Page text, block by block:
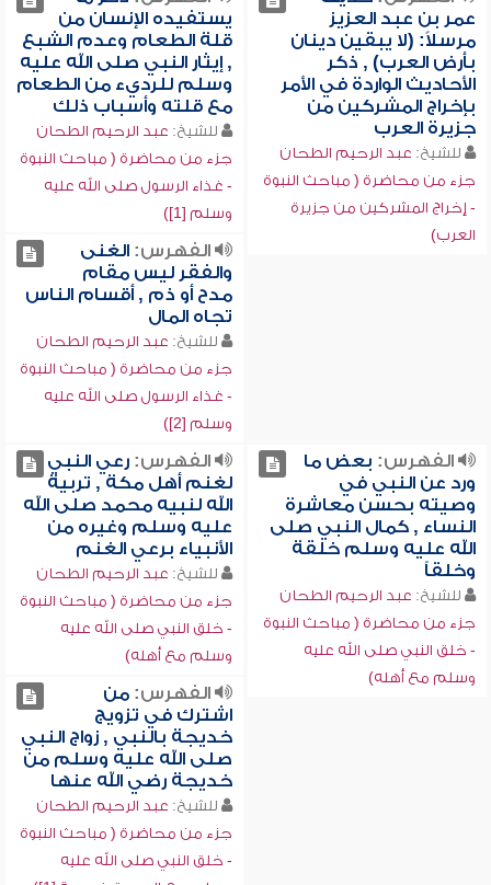
عمر بن عبد العزيز
مرسلاً: (لا يبقين دينان
بأرض العرب) , ذكر
الأحاديث الواردة في الأمر
بإخراج المشركين من
جزيرة العرب
للشيخ: عبد الرحيم الطحان
جزء من محاضرة ( مباحث النبوة
- إخراج المشركين من جزيرة
العرب)
يستفيده الإنسان من
قلة الطعام وعدم الشبع
, إيثار النبي صلى الله عليه
وسلم للرديء من الطعام
مع قلته وأسباب ذلك
للشيخ: عبد الرحيم الطحان
جزء من محاضرة ( مباحث النبوة
- غذاء الرسول صلى الله عليه
وسلم [1])
الفهرس:الغنى
والفقر ليس مقام
مدح أو ذم , أقسام الناس
تجاه المال
للشيخ: عبد الرحيم الطحان
جزء من محاضرة ( مباحث النبوة
- غذاء الرسول صلى الله عليه
وسلم [2])
الفهرس: بعض ما
ورد عن النبي في
وصيته بحسن معاشرة
النساء , كمال النبي صلى
الله عليه وسلم خلقة
وخلقاً
للشيخ: عبد الرحيم الطحان
جزء من محاضرة ( مباحث النبوة
- خلق النبي صلى الله عليه
وسلم مع أهله)
الفهرس:رعي النبي
لغنم أهل مكة , تربية
الله لنبيه محمد صلى الله
عليه وسلم وغيره من
الأنبياء برعي الغنم
للشيخ: عبد الرحيم الطحان
جزء من محاضرة ( مباحث النبوة
- خلق النبي صلى الله عليه
وسلم مع أهله)
الفهرس:من
اشترك في تزويج
خديجة بالنبي , زواج النبي
صلى الله عليه وسلم من
خديجة رضي الله عنها
للشيخ: عبد الرحيم الطحان
جزء من محاضرة ( مباحث النبوة
- خلق النبي صلى الله عليه